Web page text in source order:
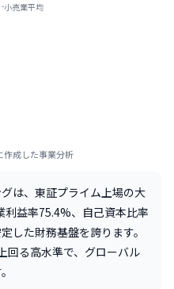
小売業平均
作成した事業分析
は、東証プライム上場の大
利益率75.4%、自己資本比率
した財務基盤を誇ります。
回る高水準で、グローバル